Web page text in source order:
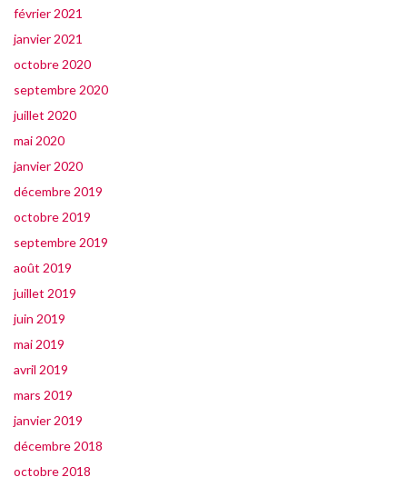
février 2021
janvier 2021
octobre 2020
septembre 2020
juillet 2020
mai 2020
janvier 2020
décembre 2019
octobre 2019
septembre 2019
août 2019
juillet 2019
juin 2019
mai 2019
avril 2019
mars 2019
janvier 2019
décembre 2018
octobre 2018